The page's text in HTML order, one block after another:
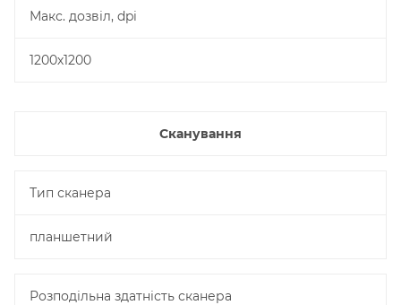
Макс. дозвіл, dpi
1200х1200
Сканування
Тип сканера
планшетний
Розподільна здатність сканера